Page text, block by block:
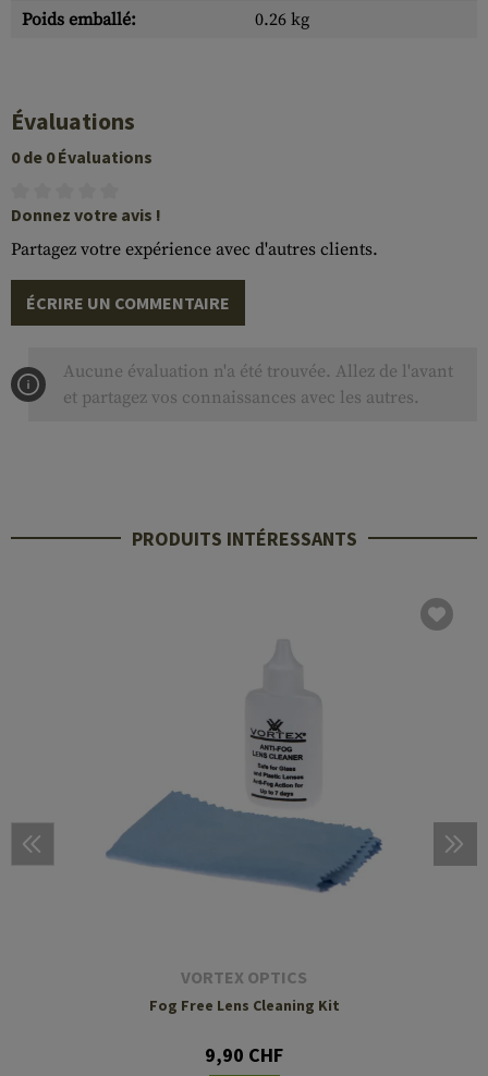
Poids emballé: 0.26 kg
Évaluations
0 de 0 Évaluations
Donnez votre avis !
Partagez votre expérience avec d'autres clients.
ÉCRIRE UN COMMENTAIRE
Aucune évaluation n'a été trouvée. Allez de l'avant
et partagez vos connaissances avec les autres.
PRODUITS INTÉRESSANTS
VORTEX OPTICS
Fog Free Lens Cleaning Kit
9,90 CHF